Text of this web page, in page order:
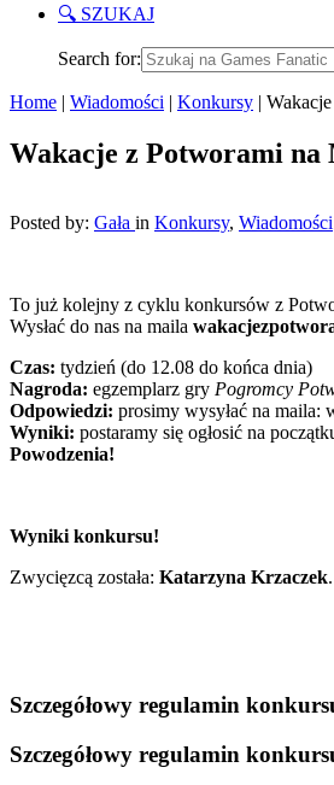
🔍 SZUKAJ
Search for:
Home | Wiadomości | Konkursy |
Wakacje z Potworami
Posted by: Gała in Konkursy, Wiadomości
To już kolejny z cyklu konkursów z
Wysłać do nas na maila
Czas: tydzień (do 12.08 do końca dnia)
Nagroda: egzemplarz gry Pogromcy
Odpowiedzi: prosimy wysyłać na maila:
Wyniki: postaramy się ogłosić na
Powodzenia!
Wyniki konkursu!
Zwycięzcą została: Katarzyna Krzaczek
Szczegółowy regulamin
Szczegółowy regulamin